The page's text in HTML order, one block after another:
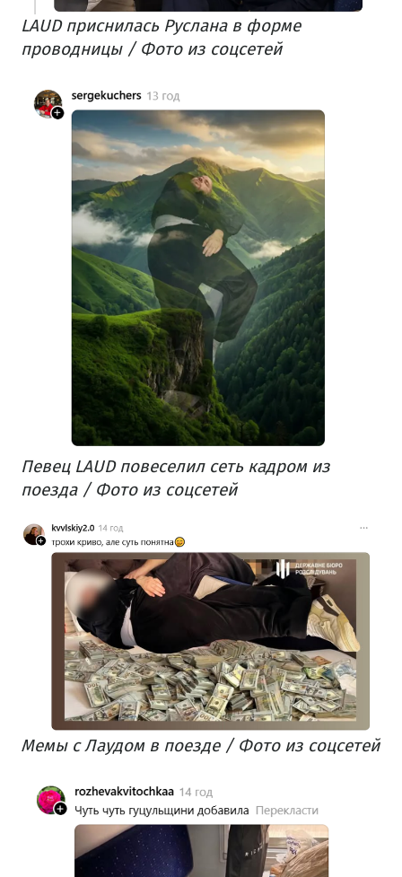
LAUD приснилась Руслана в форме
проводницы / Фото из соцсетей
Певец LAUD повеселил сеть кадром из
поезда / Фото из соцсетей
Мемы с Лаудом в поезде / Фото из соцсетей